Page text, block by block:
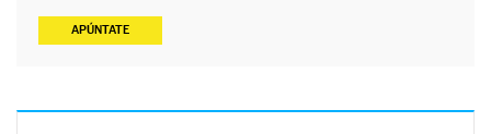
APÚNTATE